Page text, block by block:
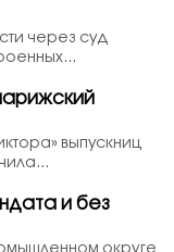
через суд
выпускниц
и без
округе